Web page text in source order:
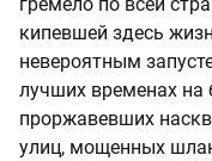
кипевшей здесь
невероятным
лучших временах на
проржавевших
улиц, мощенных